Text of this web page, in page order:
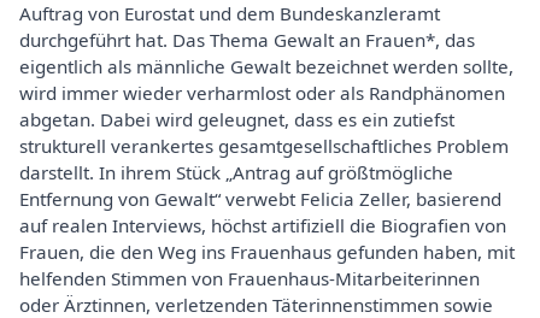
Auftrag von Eurostat und dem Bundeskanzleramt
durchgeführt hat. Das Thema Gewalt an Frauen*, das
eigentlich als männliche Gewalt bezeichnet werden sollte,
wird immer wieder verharmlost oder als Randphänomen
abgetan. Dabei wird geleugnet, dass es ein zutiefst
strukturell verankertes gesamtgesellschaftliches Problem
darstellt. In ihrem Stück „Antrag auf größtmögliche
Entfernung von Gewalt“ verwebt Felicia Zeller, basierend
auf realen Interviews, höchst artifiziell die Biografien von
Frauen, die den Weg ins Frauenhaus gefunden haben, mit
helfenden Stimmen von Frauenhaus-Mitarbeiterinnen
oder Ärztinnen, verletzenden Täterinnenstimmen sowie